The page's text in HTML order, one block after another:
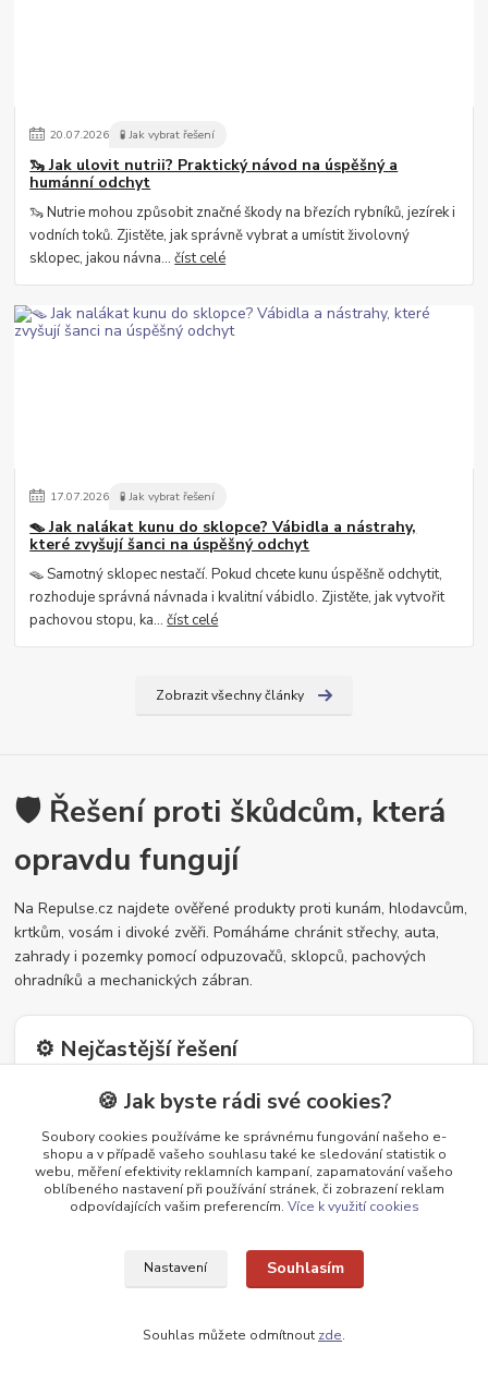
20.07.2026 🧪 Jak vybrat řešení
🦦 Jak ulovit nutrii? Praktický návod na úspěšný a
humánní odchyt
🦦 Nutrie mohou způsobit značné škody na březích rybníků, jezírek i
vodních toků. Zjistěte, jak správně vybrat a umístit živolovný
sklopec, jakou návna...číst celé
17.07.2026 🧪 Jak vybrat řešení
🪤 Jak nalákat kunu do sklopce? Vábidla a nástrahy,
které zvyšují šanci na úspěšný odchyt
🪤 Samotný sklopec nestačí. Pokud chcete kunu úspěšně odchytit,
rozhoduje správná návnada i kvalitní vábidlo. Zjistěte, jak vytvořit
pachovou stopu, ka...číst celé
Zobrazit všechny články
🛡️ Řešení proti škůdcům, která
opravdu fungují
Na Repulse.cz najdete ověřené produkty proti kunám, hlodavcům,
krtkům, vosám i divoké zvěři. Pomáháme chránit střechy, auta,
zahrady i pozemky pomocí odpuzovačů, sklopců, pachových
ohradníků a mechanických zábran.
⚙️ Nejčastější řešení
🦝 Kuna – sklopec, vábidlo a odpuzovač
🚗 Kuna v autě – ultrazvukový plašič
🐭 Hlodavci – past nebo odpuzovač
🕳️ Krtek – odpuzovač a mechanická past
🐗 Zvěř – pachový ohradník
⭐ Proč nakupovat u nás
✔️ Rychlé odeslání ze skladu v ČR
🍪 Jak byste rádi své cookies?
Soubory cookies používáme ke správnému fungování našeho e-
shopu a v případě vašeho souhlasu také ke sledování statistik o
webu, měření efektivity reklamních kampaní, zapamatování vašeho
oblíbeného nastavení při používání stránek, či zobrazení reklam
odpovídajících vašim preferencím. Více k využití cookies
Nastavení Souhlasím
Souhlas můžete odmítnout zde.